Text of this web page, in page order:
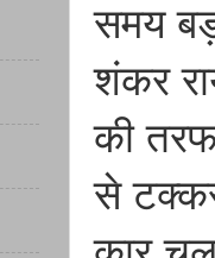
समय
शंकर
की
से